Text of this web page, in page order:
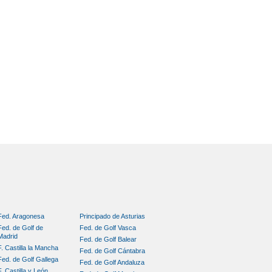
Aragonesa
de Golf de
Castilla la Mancha
de Golf Gallega
Principado de Asturias
Fed. de Golf Vasca
Fed. de Golf Balear
Fed. de Golf Cántabra
Fed. de Golf Andaluza